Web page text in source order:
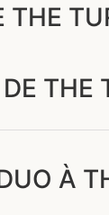
THE
THE
À